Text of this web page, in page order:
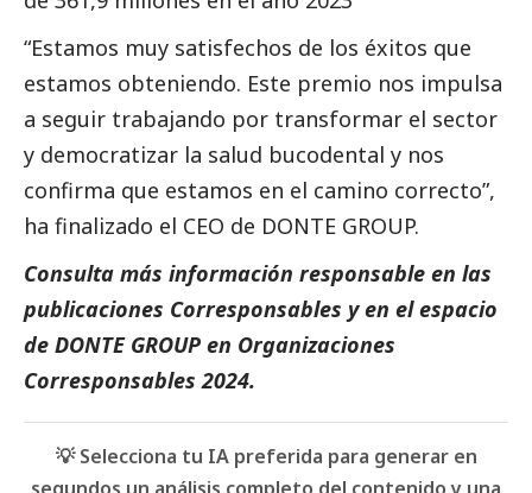
“Estamos muy satisfechos de los éxitos que
estamos obteniendo. Este premio nos impulsa
a seguir trabajando por transformar el sector
y democratizar la salud bucodental y nos
confirma que estamos en el camino correcto”,
ha finalizado el CEO de DONTE GROUP.
Consulta más información responsable en las
publicaciones Corresponsables y en el espacio
de DONTE GROUP en Organizaciones
Corresponsables 2024.
💡 Selecciona tu IA preferida para generar en